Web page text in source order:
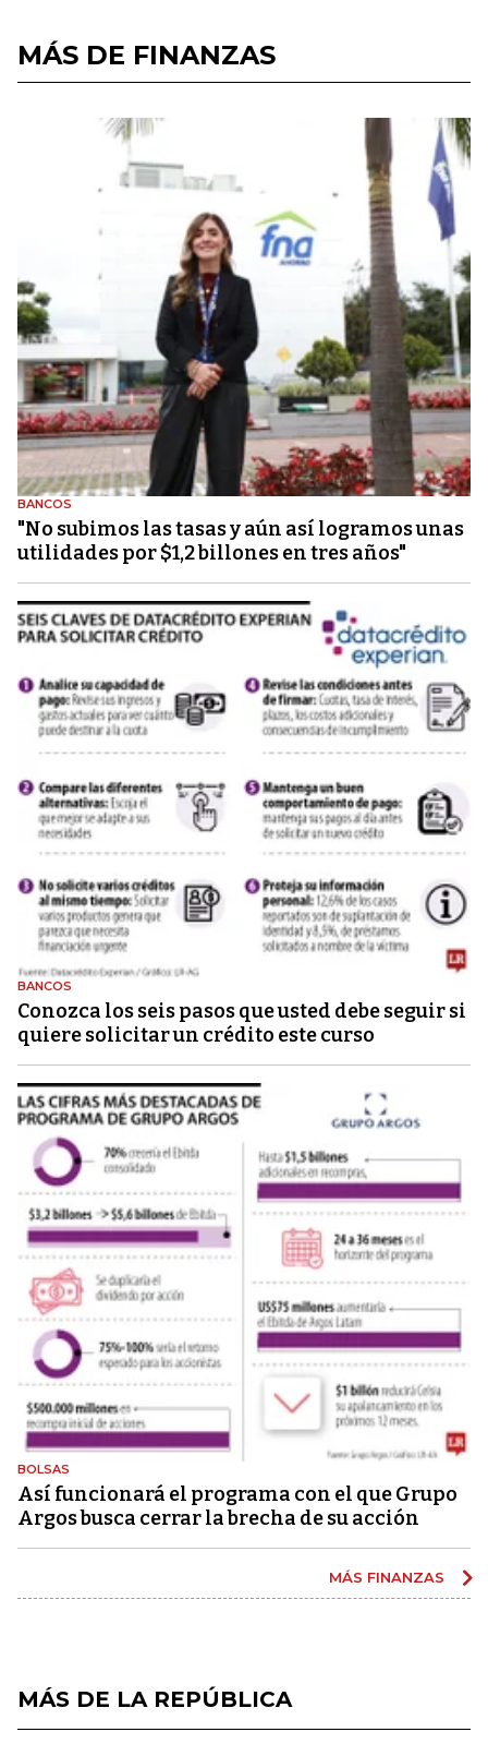
MÁS DE FINANZAS
BANCOS
"No subimos las tasas y aún así logramos unas
utilidades por $1,2 billones en tres años"
BANCOS
Conozca los seis pasos que usted debe seguir si
quiere solicitar un crédito este curso
BOLSAS
Así funcionará el programa con el que Grupo
Argos busca cerrar la brecha de su acción
MÁS FINANZAS
MÁS DE LA REPÚBLICA